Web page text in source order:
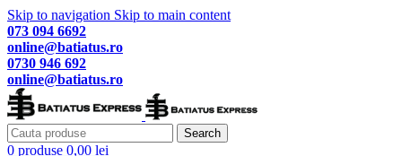
Skip to navigation Skip to main content
073 094 6692
online@batiatus.ro
0730 946 692
online@batiatus.ro
Search
0 produse 0,00 lei